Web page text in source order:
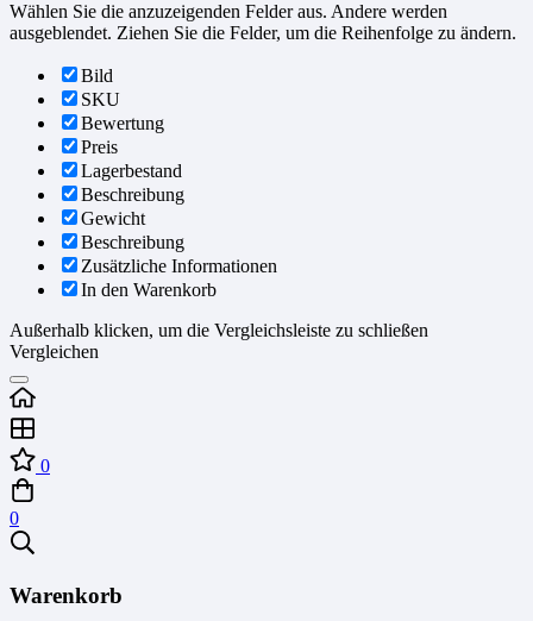
Wählen Sie die anzuzeigenden Felder aus. Andere werden
ausgeblendet. Ziehen Sie die Felder, um die Reihenfolge zu ändern.
Bild
SKU
Bewertung
Preis
Lagerbestand
Beschreibung
Gewicht
Beschreibung
Zusätzliche Informationen
In den Warenkorb
Außerhalb klicken, um die Vergleichsleiste zu schließen
Vergleichen
0
0
Warenkorb